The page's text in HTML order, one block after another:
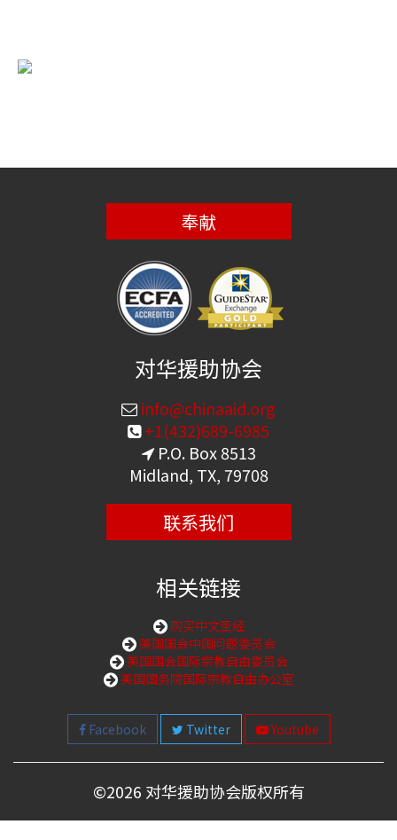
奉献
对华援助协会
info@chinaaid.org
+1(432)689-6985
P.O. Box 8513
Midland, TX, 79708
联系我们
相关链接
购买中文圣经
美国国会中国问题委员会
美国国会国际宗教自由委员会
美国国务院国际宗教自由办公室
Facebook Twitter Youtube
©2026 对华援助协会版权所有